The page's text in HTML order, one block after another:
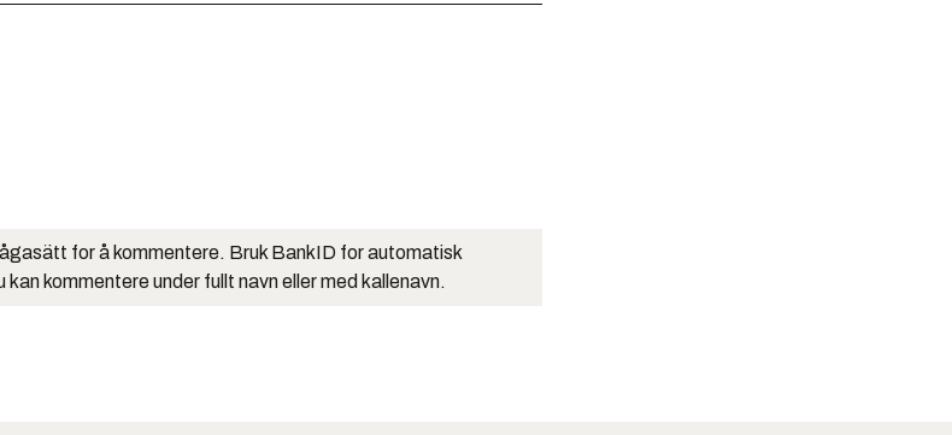
for å kommentere. Bruk BankID for automatisk
kommentere under fullt navn eller med kallenavn.